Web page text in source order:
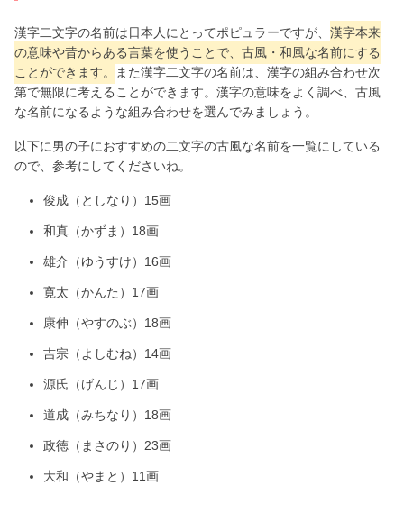
漢字二文字の名前は日本人にとってポピュラーですが、 漢字本来
の意味や昔からある言葉を使うことで、古風・和風な名前にする
ことができます。
また漢字二文字の名前は、漢字の組み合わせ次
第で無限に考えることができます。漢字の意味をよく調べ、古風
な名前になるような組み合わせを選んでみましょう。
以下に男の子におすすめの二文字の古風な名前を一覧にしている
ので、参考にしてくださいね。
俊成（としなり）15画
和真（かずま）18画
雄介（ゆうすけ）16画
寛太（かんた）17画
康伸（やすのぶ）18画
吉宗（よしむね）14画
源氏（げんじ）17画
道成（みちなり）18画
政徳（まさのり）23画
大和（やまと）11画